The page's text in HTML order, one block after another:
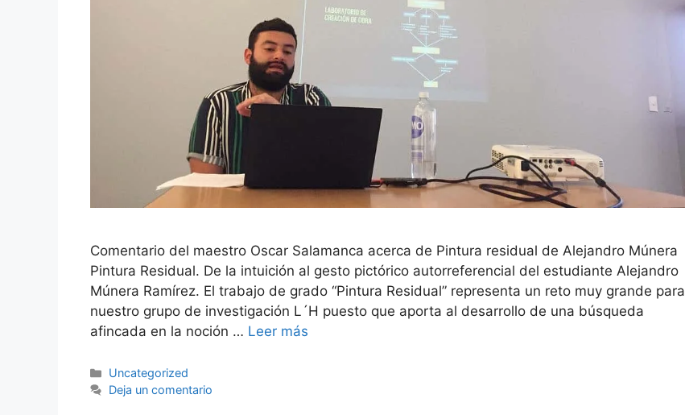
Comentario del maestro Oscar Salamanca acerca de Pintura residual de Alejandro Múnera
Pintura Residual. De la intuición al gesto pictórico autorreferencial del estudiante Alejandro
Múnera Ramírez. El trabajo de grado “Pintura Residual” representa un reto muy grande para
nuestro grupo de investigación L´H puesto que aporta al desarrollo de una búsqueda
afincada en la noción … Leer más
Categorías
Uncategorized
Deja un comentario